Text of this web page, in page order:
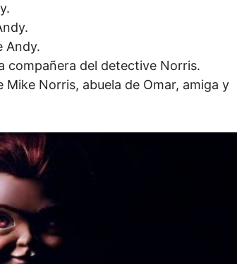
Andy.
compañera del detective Norris.
Norris, abuela de Omar, amiga y